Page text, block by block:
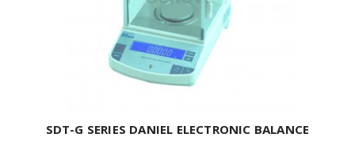
SDT-G SERIES DANIEL ELECTRONIC BALANCE